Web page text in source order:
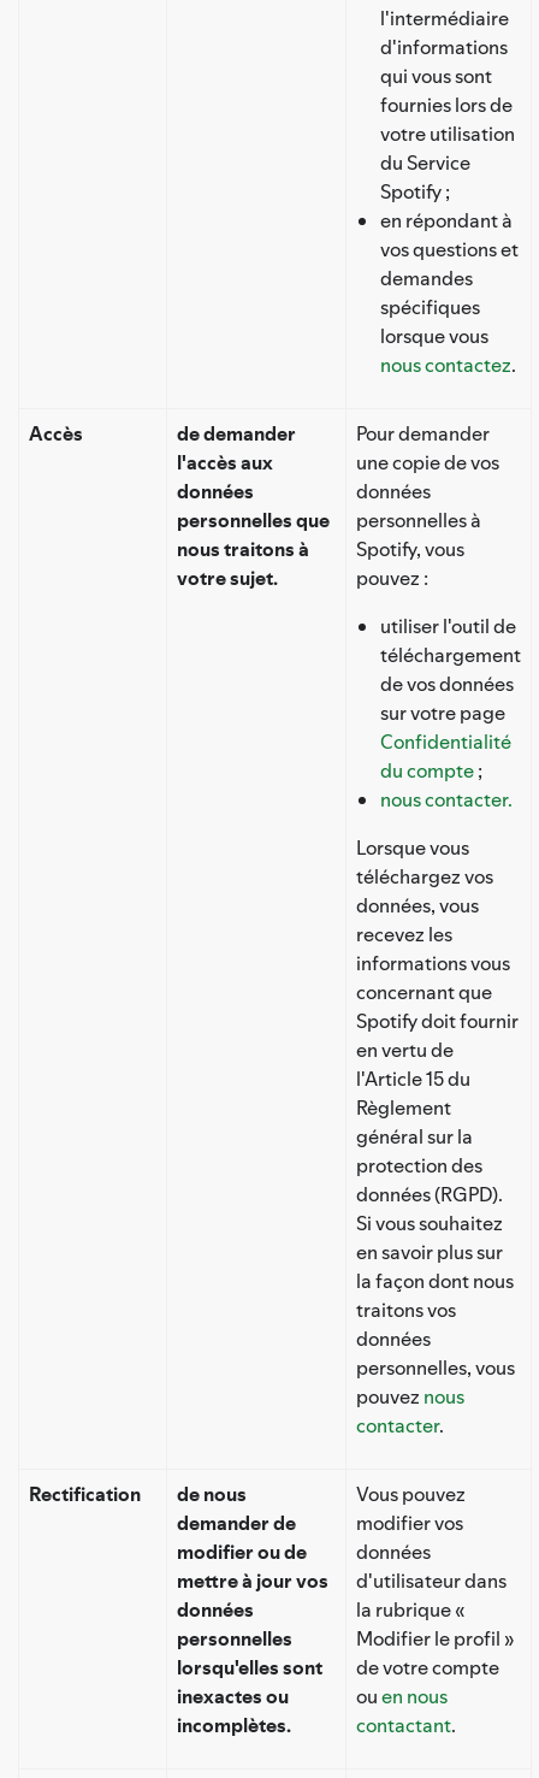
l'intermédiaire
d'informations
qui vous sont
fournies lors de
votre utilisation
du Service
Spotify ;
en répondant à
vos questions et
demandes
spécifiques
lorsque vous
nous contactez.
Accès
de demander
l'accès aux
données
personnelles que
nous traitons à
votre sujet.
Pour demander
une copie de vos
données
personnelles à
Spotify, vous
pouvez :
utiliser l'outil de
téléchargement
de vos données
sur votre page
Confidentialité
du compte;
nous contacter.
Lorsque vous
téléchargez vos
données, vous
recevez les
informations vous
concernant que
Spotify doit fournir
en vertu de
l'Article 15 du
Règlement
général sur la
protection des
données (RGPD).
Si vous souhaitez
en savoir plus sur
la façon dont nous
traitons vos
données
personnelles, vous
pouvez nous
contacter.
Rectification
de nous
demander de
modifier ou de
mettre à jour vos
données
personnelles
lorsqu'elles sont
inexactes ou
incomplètes.
Vous pouvez
modifier vos
données
d'utilisateur dans
la rubrique «
Modifier le profil »
de votre compte
ouen nous
contactant.